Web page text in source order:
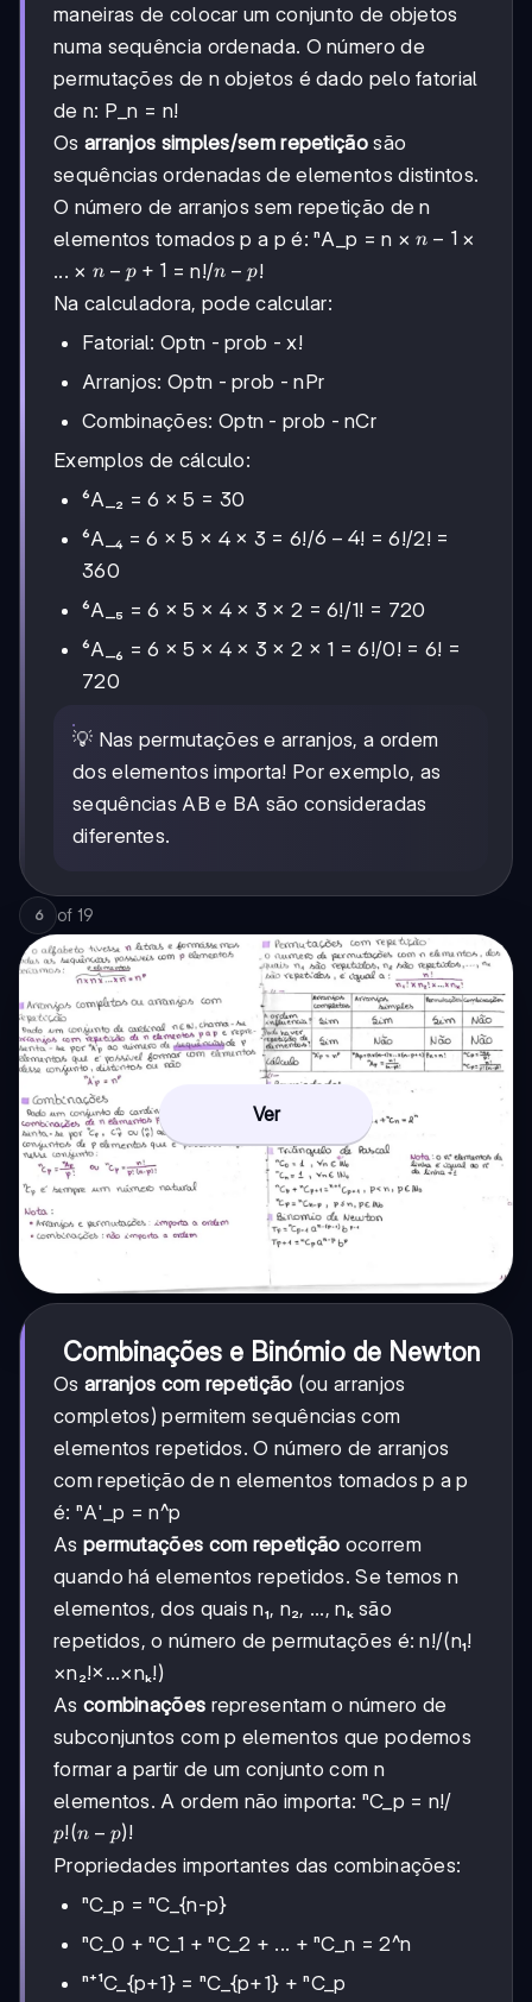
maneiras de colocar um conjunto de objetos
numa sequência ordenada. O número de
permutações de n objetos é dado pelo fatorial
de n: P_n = n!
Os arranjos simples/sem repetiçãosão
sequências ordenadas de elementos distintos.
O número de arranjos sem repetição de n
elementos tomados p a p é: ⁿA_p = n ×n-
n − 1×
... × n-
p+1
n − p + 1 = n!/n-
p
n − p!
Na calculadora, pode calcular:
Fatorial: Optn - prob - x!
Arranjos: Optn - prob - nPr
Combinações: Optn - prob - nCr
Exemplos de cálculo:
⁶A_₂ = 6 × 5 = 30
⁶A_₄ = 6 × 5 × 4 × 3 = 6!/6-
6 − 4! = 6!/2! =
360
⁶A_₅ = 6 × 5 × 4 × 3 × 2 = 6!/1! = 720
⁶A_₆ = 6 × 5 × 4 × 3 × 2 × 1 = 6!/0! = 6! =
720
💡 Nas permutações e arranjos, a ordem
dos elementos importa! Por exemplo, as
sequências AB e BA são consideradas
diferentes.
6 of 19
Ver
Combinações e Binómio de Newton
Os arranjos com repetição (ou arranjos
completos) permitem sequências com
elementos repetidos. O número de arranjos
com repetição de n elementos tomados p a p
é: ⁿA'_p = n^p
As permutações com repetição ocorrem
quando há elementos repetidos. Se temos n
elementos, dos quais n₁, n₂, ..., nₖ são
repetidos, o número de permutações é: n!/(n₁!
×n₂!×...×nₖ!)
As combinações representam o número de
subconjuntos com p elementos que podemos
formar a partir de um conjunto com n
elementos. A ordem não importa: ⁿC_p = n!/
p!
(n-
p)!
p!(n − p)!
Propriedades importantes das combinações:
ⁿC_p = ⁿC_{n-p}
ⁿC_0 + ⁿC_1 + ⁿC_2 + ... + ⁿC_n = 2^n
ⁿ⁺¹C_{p+1} = ⁿC_{p+1} + ⁿC_p